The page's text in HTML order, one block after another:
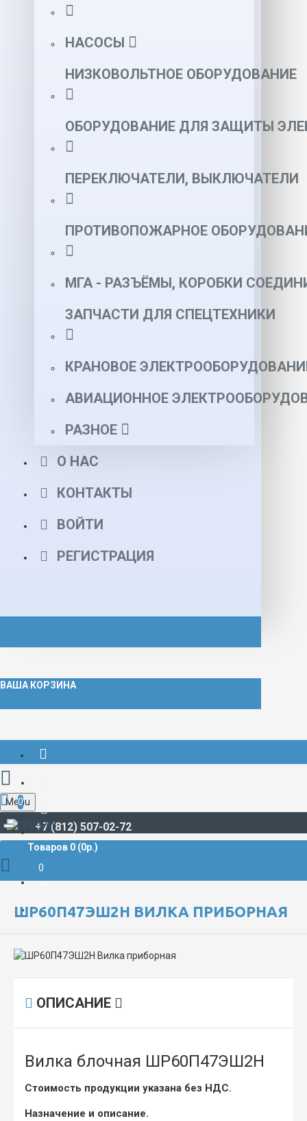
НАСОСЫ
НИЗКОВОЛЬТНОЕ ОБОРУДОВАНИЕ
ОБОРУДОВАНИЕ ДЛЯ ЗАЩИТЫ
ПЕРЕКЛЮЧАТЕЛИ, ВЫКЛЮЧАТЕЛИ
ПРОТИВОПОЖАРНОЕ
МГА - РАЗЪЁМЫ, КОРОБКИ
ЗАПЧАСТИ ДЛЯ СПЕЦТЕХНИКИ
КРАНОВОЕ
АВИАЦИОННОЕ
РАЗНОЕ
О НАС
КОНТАКТЫ
ВОЙТИ
РЕГИСТРАЦИЯ
ВАША КОРЗИНА
+7 (812) 507-02-72
Menu
0
Товаров 0 (0р.)
0
РАЗЪЁМЫ СУДОВЫЕ
ШР60П47ЭШ2Н ВИЛКА ПРИБОРНАЯ
ОПИСАНИЕ
Вилка блочная ШР60П47ЭШ2Н
Стоимость продукции указана без НДС.
Назначение и описание.